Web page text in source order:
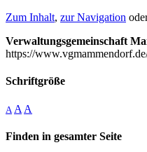
Zum Inhalt, zur Navigation
Verwaltungsgemeinschaft
https://
Schriftgröße
A A A
Finden in gesamter Seite